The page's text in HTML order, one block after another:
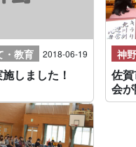
・教育 2018-06-19
しました！
神野
佐
会